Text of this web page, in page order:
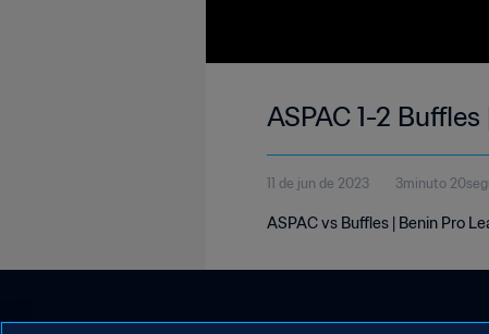
ASPAC 1-2
11 de jun de 2023 3minuto
ASPAC vs Buffles | Benin Pro